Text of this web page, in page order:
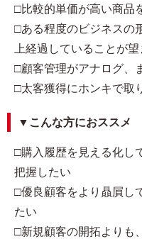
□比較的単価が高い商品
□ある程度のビジネスの
上経過していることが望
□顧客管理がアナログ、
□太客獲得にホンキで取
▼こんな方におススメ
□購入履歴を見える化し
把握したい
□優良顧客をより贔屓し
たい
□新規顧客の開拓よりも